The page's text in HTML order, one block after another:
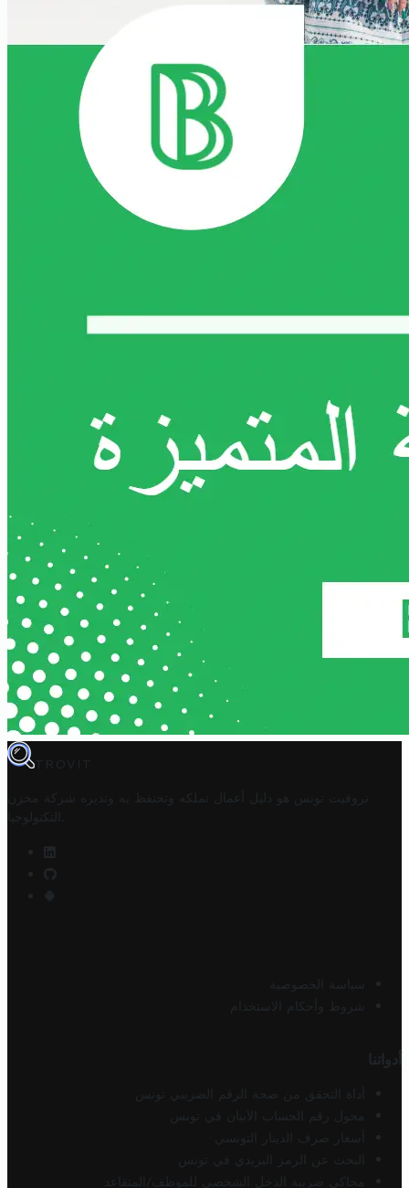
TROVIT
تروفيت تونس هو دليل أعمال تملكه وتحتفظ به وتديره
شركة مخزن
التكنولوجيا
سياسة الخصوصية
شروط وأحكام الاستخدام
أدواتنا
أداة التحقق من صحة الرقم الضريبي تونس
محول رقم الحساب الآيبان في تونس
أسعار صرف الدينار التونسي
البحث عن الرمز البريدي في تونس
محاكي ضريبة الدخل الشخصي للموظف/المتقاعد